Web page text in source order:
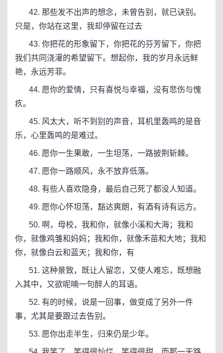
42. 那些发不出声的想念，未曾告别，就已诀别。
只是，你站在这里，我却停留在过去
43. 你把花的形象留下，你把花的芬芳留下，你把
我们共同浇灌的希望留下。想起你，我的岁月永远鲜
艳，永远芳菲。
44. 愿你的爱情，只有喜悦与幸福，没有悲伤与愧
疚。
45. 风太大，听不到别的声音，耳机里轰鸣的是音
乐，心里轰鸣的是难过。
46. 愿你一生果敢，一生坦荡，一路披荆斩棘。
47. 愿你一路顺风，永不放弃低落。
48. 有些人喜欢隐身，最后自己死了都没人知道。
49. 愿你心怀坦荡，豁达爽朗，有酒有诗有远方。
50. 啊，母校，我和你，就像小溪和大海；我和
你，就像鸡雏和妈妈；我和你，就像禾苗和大地；我和
你，就像白云和蓝天；我和你，有
51. 这种景致，既让人留恋，又使人难忘，既想融
入其中，又欲呢喃一句醉人的耳语。
52. 有的时候，说是一回事，做变成了另外一件
事，尤其是要跟过去告别。
53. 愿你出走半生，归来仍是少年。